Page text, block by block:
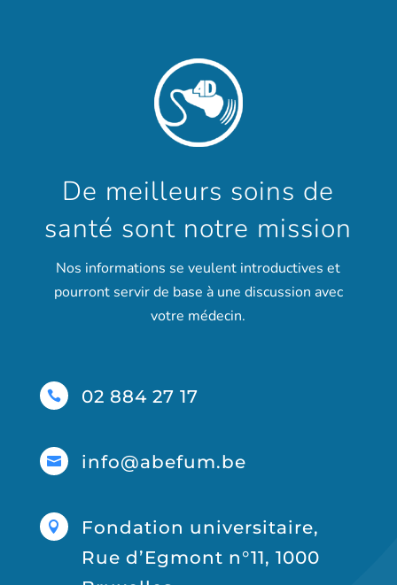
De meilleurs soins de
santé sont notre mission
Nos informations se veulent introductives et
pourront servir de base à une discussion avec
votre médecin.
 02 884 27 17
 info@abefum.be

Fondation universitaire,
Rue d’Egmont n°11, 1000